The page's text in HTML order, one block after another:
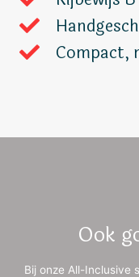
Compact,
Ook
Bij onze All-Inclusive